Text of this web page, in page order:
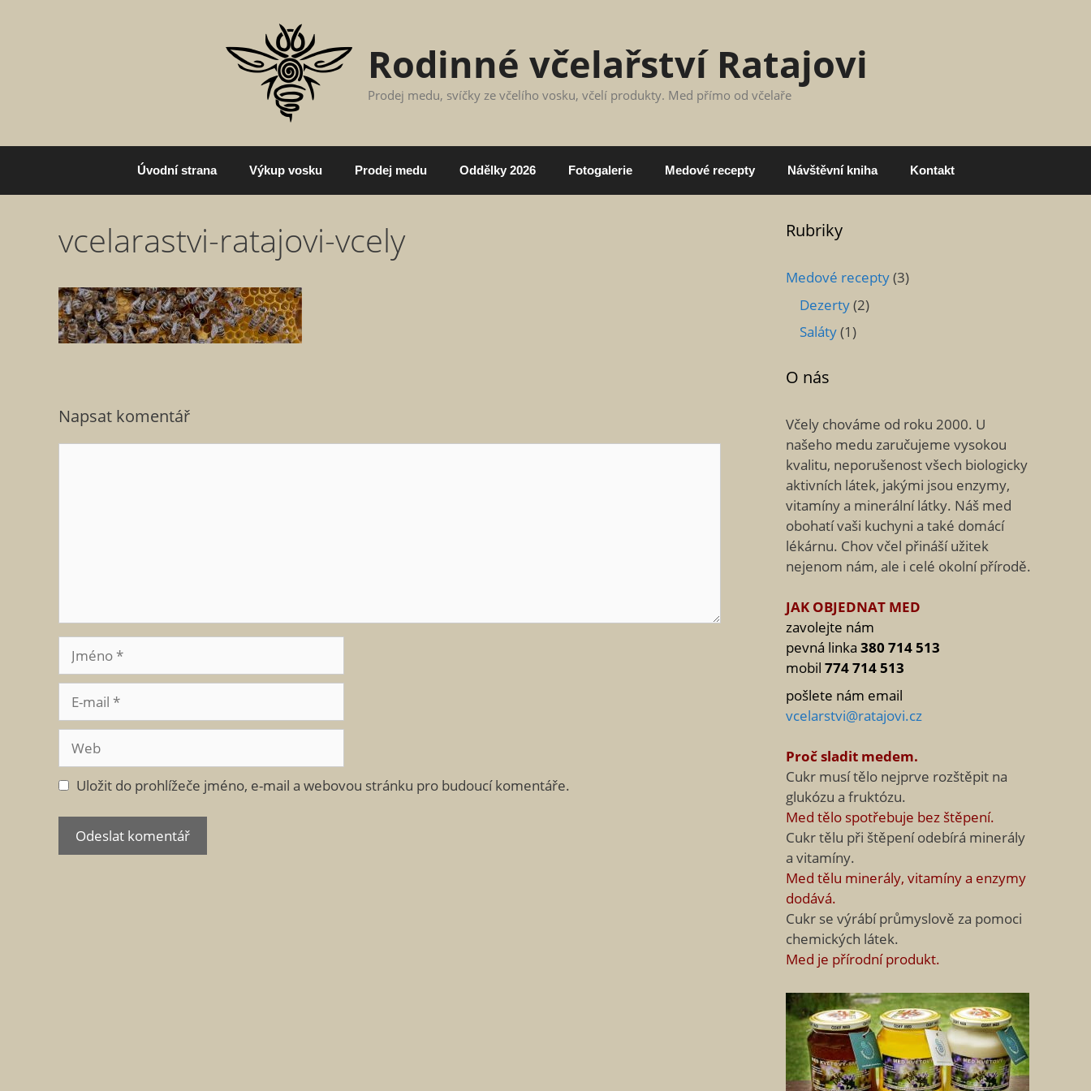
Rodinné včelařství Ratajovi
Prodej medu, svíčky ze včelího vosku, včelí produkty. Med přímo od včelaře
Úvodní strana Výkup vosku Prodej medu Oddělky 2026 Fotogalerie Medové recepty Návštěvní kniha Kontakt
vcelarastvi-ratajovi-vcely
Napsat komentář
Jméno
mail
Uložit do prohlížeče jméno, e-mail a webovou stránku pro budoucí komentáře.
Rubriky
Medové recepty(3)
Dezerty(2)
Saláty(1)
O nás
Včely chováme od roku 2000. U
našeho medu zaručujeme vysokou
kvalitu, neporušenost všech biologicky
aktivních látek, jakými jsou enzymy,
vitamíny a minerální látky. Náš med
obohatí vaši kuchyni a také domácí
lékárnu. Chov včel přináší užitek
nejenom nám, ale i celé okolní přírodě.
JAK OBJEDNAT MED
zavolejte nám
pevná linka 380 714 513
mobil 774 714 513
pošlete nám email
vcelarstvi@ratajovi.cz
Proč sladit medem.
Cukr musí tělo nejprve rozštěpit na
glukózu a fruktózu.
Med tělo spotřebuje bez štěpení.
Cukr tělu při štěpení odebírá minerály
a vitamíny.
Med tělu minerály, vitamíny a enzymy
dodává.
Cukr se výrábí průmyslově za pomoci
chemických látek.
Med je přírodní produkt.